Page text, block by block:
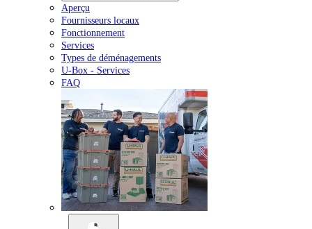
Aperçu
Fournisseurs locaux
Fonctionnement
Services
Types de déménagements
U-Box - Services
FAQ